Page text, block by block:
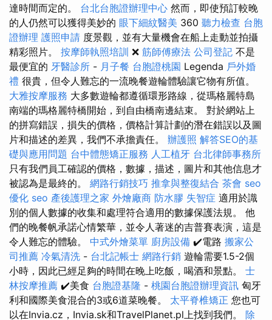
達時間而定的。 台北台胞證辦理中心 然而，即使預訂較晚
的人仍然可以獲得美妙的 眼下細紋醫美 360 聽力檢查 台胞
證辦理 護照申請 度景觀，並有大量機會在船上走動並拍攝
精彩照片。 按摩師執照培訓 ❌ 筋師傅療法 公司登記 不是
最便宜的 牙醫診所 - 月子餐 台胞證桃園 Legenda 戶外婚
禮 很貴，但令人難忘的一流晚餐遊輪體驗讓它物有所值。
大雅按摩服務 大多數遊輪都遵循環形路線，從瑪格麗特島
南端的瑪格麗特橋開始，到自由橋南邊結束。 對於網站上
的拼寫錯誤，損失的價格，價格計算計劃的潛在錯誤以及圖
片和描述的差異，我們不承擔責任。 辦護照 解答SEO的基
礎與應用問題 台中體態矯正服務 人工植牙 台北律師事務所
只有我們員工確認的價格，數據，描述，圖片和其他信息才
被認為是最終的。 網路行銷技巧 推拿與整復結合 茶會 seo
優化 seo 產後護理之家 外燴廠商 防水膠 失智症 適用於識
別的個人數據的收集和處理符合適用的數據保護法規。 他
們的晚餐帆承諾心情繁華，並令人著迷的吉普賽表演，這是
令人難忘的體驗。 中式外燴菜單 廚房設備 ✔️電路 搬家公
司推薦 冷氣清洗 - 台北記帳士 網路行銷 遊輪需要1.5-2個
小時，因此已經足夠的時間在晚上吃飯，喝酒和景點。 士
林按摩推薦 ✔️美食 台胞證基隆 - 桃園台胞證辦理資訊 匈牙
利和國際美食混合的3或6道菜晚餐。 太平脊椎矯正 您也可
以在Invia.cz，Invia.sk和TravelPlanet.pl上找到我們。 除